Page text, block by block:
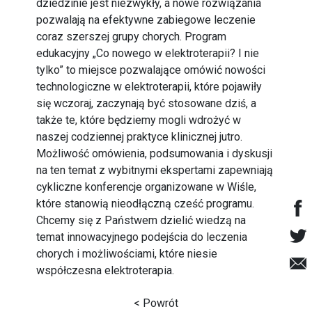
dziedzinie jest niezwykły, a nowe rozwiązania
pozwalają na efektywne zabiegowe leczenie
coraz szerszej grupy chorych. Program
edukacyjny „Co nowego w elektroterapii? I nie
tylko” to miejsce pozwalające omówić nowości
technologiczne w elektroterapii, które pojawiły
się wczoraj, zaczynają być stosowane dziś, a
także te, które będziemy mogli wdrożyć w
naszej codziennej praktyce klinicznej jutro.
Możliwość omówienia, podsumowania i dyskusji
na ten temat z wybitnymi ekspertami zapewniają
cykliczne konferencje organizowane w Wiśle,
które stanowią nieodłączną cześć programu.
Chcemy się z Państwem dzielić wiedzą na
temat innowacyjnego podejścia do leczenia
chorych i możliwościami, które niesie
współczesna elektroterapia.
< Powrót